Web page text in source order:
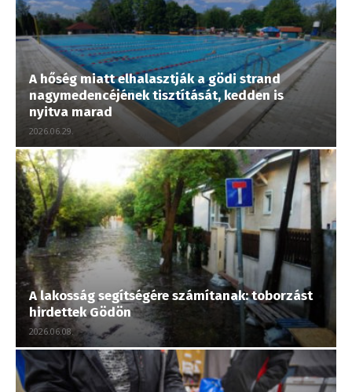
A hőség miatt elhalasztják a gödi strand
nagymedencéjének tisztítását, kedden is
nyitva marad
2026.06.29.
A lakosság segítségére számítanak: toborzást
hirdettek Gödön
2026.06.08.